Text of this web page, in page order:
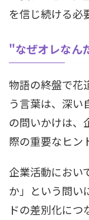
を信じ続ける必
"なぜオレなん
物語の終盤で花
う言葉は、深い
の問いかけは、
際の重要なヒン
企業活動におい
か」という問い
ドの差別化につ